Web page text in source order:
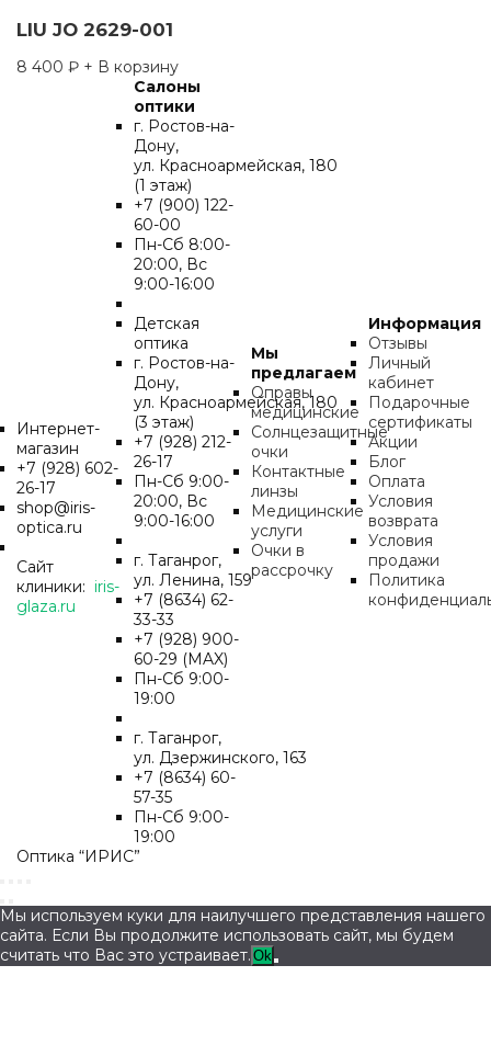
LIU JO 2629-001
8 400 ₽ + В корзину
Интернет-
магазин
+7 (928) 602-
26-17
shop@iris-
optica.ru
Сайт
клиники: iris-
glaza.ru
Салоны
оптики
г. Ростов-на-
Дону,
ул. Красноармейская, 180
(1 этаж)
+7 (900) 122-
60-00
Пн-Cб 8:00-
20:00, Вс
9:00-16:00
Детская
оптика
г. Ростов-на-
Дону,
ул. Красноармейская, 180
(3 этаж)
+7 (928) 212-
26-17
Пн-Cб 9:00-
20:00, Вс
9:00-16:00
г. Таганрог,
ул. Ленина, 159
+7 (8634) 62-
33-33
+7 (928) 900-
60-29 (MAX)
Пн-Cб 9:00-
19:00
г. Таганрог,
ул. Дзержинского, 163
+7 (8634) 60-
57-35
Пн-Сб 9:00-
19:00
Мы
предлагаем
Оправы
медицинские
Солнцезащитные
очки
Контактные
линзы
Медицинские
услуги
Очки в
рассрочку
Информация
Отзывы
Личный
кабинет
Подарочные
сертификаты
Акции
Блог
Оплата
Условия
возврата
Условия
продажи
Политика
Оптика “ИРИС”
Мы используем куки для наилучшего представления нашего
сайта. Если Вы продолжите использовать сайт, мы будем
считать что Вас это устраивает. Ok